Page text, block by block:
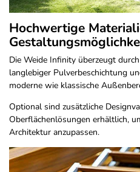
Hochwertige
Die Weide Infinity überzeugt
langlebiger Pulverbeschichtung
moderne wie klassische
Optional sind zusätzliche
Oberflächenlösungen erhältlich,
Architektur anzupassen.